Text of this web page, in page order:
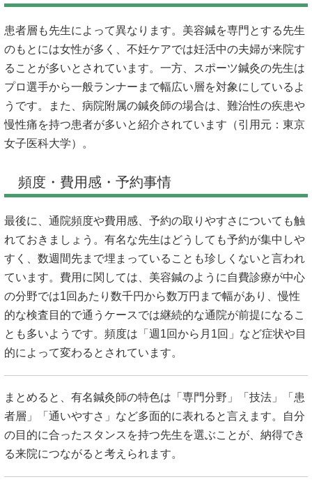
患者層も先生によって異なります。美容鍼を専門とする先生
のもとには女性が多く、不妊ケアでは妊活中の夫婦が来院す
ることが多いとされています。一方、スポーツ鍼灸の先生は
プロ選手から一般ランナーまで幅広い層を対象にしているよ
うです。また、病院附属の鍼灸師の場合は、難治性の疾患や
慢性痛を持つ患者が多いと紹介されています（引用元： 東京
女子医科大学）。
頻度・費用感・予約事情
最後に、通院頻度や費用感、予約の取りやすさについても触
れておきましょう。有名な先生はどうしても予約が集中しや
すく、数週間先まで埋まっていることも珍しくないと言われ
ています。費用に関しては、美容鍼のように自費診療が中心
の分野では1回あたり数千円から数万円まで幅があり、慢性
的な検査目的で通うケースでは継続的な通院が前提になるこ
とも多いようです。頻度は「週1回から月1回」など症状や目
的によって変わるとされています。
まとめると、有名鍼灸師の特色は「専門分野」「技法」「患
者層」「通いやすさ」など多面的に表れると言えます。自分
の目的に合ったスタンスを持つ先生を選ぶことが、納得でき
る来院につながると考えられます。